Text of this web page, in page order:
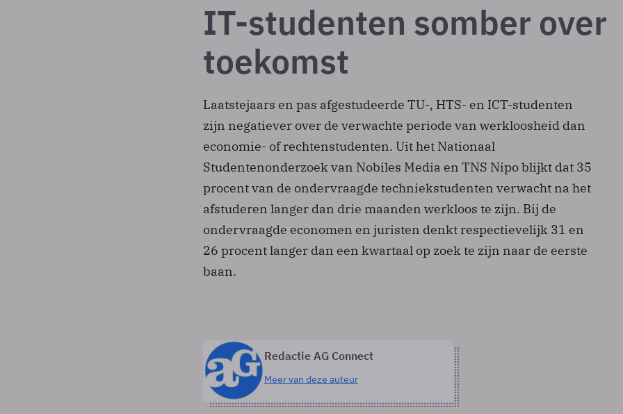
IT-studenten somber over
toekomst
Laatstejaars en pas afgestudeerde TU-, HTS- en ICT-studenten
zijn negatiever over de verwachte periode van werkloosheid dan
economie- of rechtenstudenten. Uit het Nationaal
Studentenonderzoek van Nobiles Media en TNS Nipo blijkt dat 35
procent van de ondervraagde techniekstudenten verwacht na het
afstuderen langer dan drie maanden werkloos te zijn. Bij de
ondervraagde economen en juristen denkt respectievelijk 31 en
26 procent langer dan een kwartaal op zoek te zijn naar de eerste
baan.
Redactie AG Connect
Meer van deze auteur